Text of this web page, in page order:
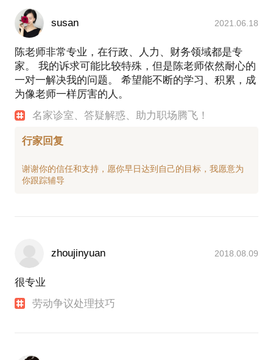
帮助企业管理者完善管理体系，预防劳动争议的发
生，有效处理企业遇到的争议问题，避免企业利益和
声誉受损；
帮助人力资源从业者提高自己的综合素质，有效预防
和处理劳动争议，提高胜诉率，最大可能减少争议损
失；
帮助劳动者合理、合法维权，争取自己最大的利益；
帮助法律工作者提升企业管理素质，提高知名度和胜
PS.在选择与我见面前，请把你的问题更具体化。毕
提前发给我，方便我做更精确的准备，提升见面效
多年的成功经历和经验，已取得了高级经济师、高级
经营师、高级人力资源师、一级建造师、lSO注册审
核员等职称和资格。
在人力资源管理、行政管理、企业经营管理等方面既
有深厚的理论素养也有精湛的实际操作能力。在管理
体系建设和流程再造、培训和咨询、劳动关系处理、
面有着丰富的经验。喜欢旅行、读书、思考，是一个
我更注重教练式的咨询和培训，希望我的经验能够帮
1、完成50+家企业管理咨询项目；
2、完成30+家企业培训规划；
susan 2021.06.18
陈老师非常专业，在行政、人力、财务领域都是专
家。 我的诉求可能比较特殊，但是陈老师依然耐心的
一对一解决我的问题。 希望能不断的学习、积累，成
为像老师一样厉害的人。
名家诊室、答疑解惑、助力职场腾飞！
行家回复
谢谢你的信任和支持，愿你早日达到自己的目标，我愿意为
zhoujinyuan 2018.08.09
很专业
劳动争议处理技巧